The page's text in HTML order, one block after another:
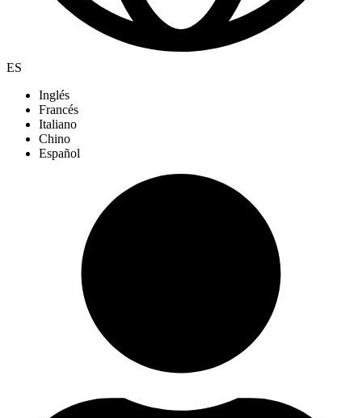
ES
Inglés
Francés
Italiano
Chino
Español